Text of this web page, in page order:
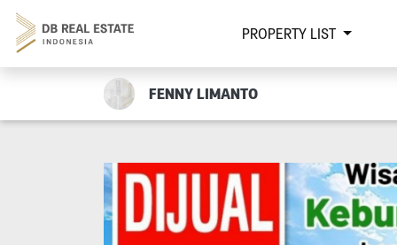
PROPERTY LIST
FENNY LIMANTO